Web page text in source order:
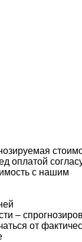
оплатой
с нашим
–
от